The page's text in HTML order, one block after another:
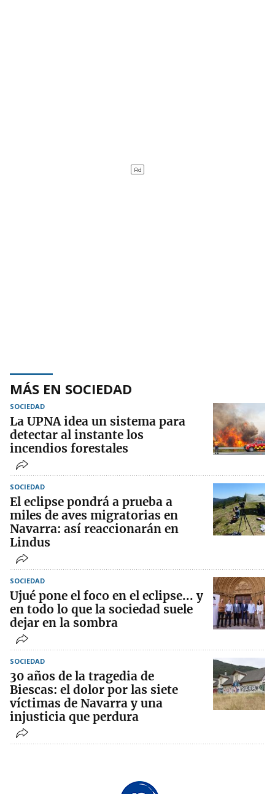
MÁS EN SOCIEDAD
SOCIEDAD
La UPNA idea un sistema para
detectar al instante los
incendios forestales
SOCIEDAD
El eclipse pondrá a prueba a
miles de aves migratorias en
Navarra: así reaccionarán en
Lindus
SOCIEDAD
Ujué pone el foco en el eclipse... y
en todo lo que la sociedad suele
dejar en la sombra
SOCIEDAD
30 años de la tragedia de
Biescas: el dolor por las siete
víctimas de Navarra y una
injusticia que perdura